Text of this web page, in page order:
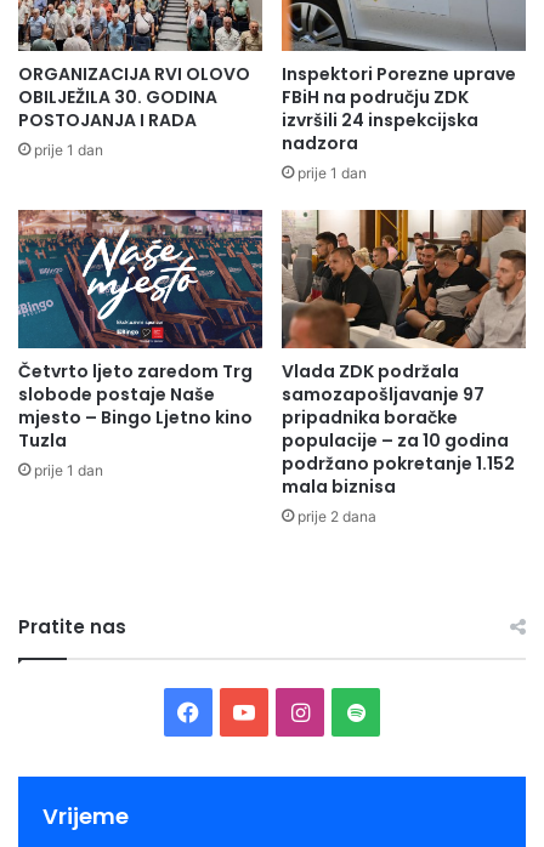
Pretraga se obavlja u tihoj prostoriji sa slušalicama i
ispitaniku se puštaju različite frekvencije zvuka koje on
javlja kad ih primijeti (čuje), te se na osnovu toga stvara
grafički prikaz praga sluha.
Kada odrasle osobe trebaju ići na pregled sluha? Kad
osobe ponove rečeno, kad se naprežu da bolje čuju ili ne
razumiju razgovor, pogotovo u bučnijim situacijama, ili
imaju mišljenje kako svi drugi nerazgovijetno pričaju i
“mumljaju”. Kontrola je neophodna i poželjna i kad osobe
neprestano pojačavaju zvuk televizora ili radija, izbjegavaju
društvo, osjećaju zujanje u jednom ili oba uha ili odaju
dojam nezainteresirane osobe koja sporo reaguje.
Institut za zdravlje i sigurnost hrane
ORGANIZACIJA RVI OLOVO
OBILJEŽILA 30. GODINA
POSTOJANJA I RADA
prije 1 dan
Inspektori Porezne uprave
FBiH na području ZDK
izvršili 24 inspekcijska
nadzora
prije 1 dan
Četvrto ljeto zaredom Trg
slobode postaje Naše
mjesto – Bingo Ljetno kino
Tuzla
prije 1 dan
Vlada ZDK podržala
samozapošljavanje 97
pripadnika boračke
populacije – za 10 godina
podržano pokretanje 1.152
mala biznisa
prije 2 dana
Pratite nas
Facebook
YouTubeInstagram
Spotify
Vrijeme